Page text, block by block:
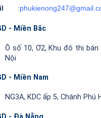
Đây là 5 ưu đãi đặc biệt
chuyên viên tư vấn qua
3. Thông tin chung
inox với bề mặt được mài
:
- Miền Bắc
Ô số 10, Ơ2, Khu đô thị
Nội
- Miền Nam
NG3A, KDC ấp 5, Chánh